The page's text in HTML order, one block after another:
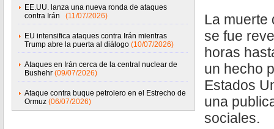
EE.UU. lanza una nueva ronda de ataques
contra Irán
(11/07/2026)
EU intensifica ataques contra Irán mientras
Trump abre la puerta al diálogo (10/07/2026)
Ataques en Irán cerca de la central nuclear de
Bushehr (09/07/2026)
Ataque contra buque petrolero en el Estrecho de
Ormuz (06/07/2026)
La muerte
se fue
horas
un hecho
Estados
una
sociales.